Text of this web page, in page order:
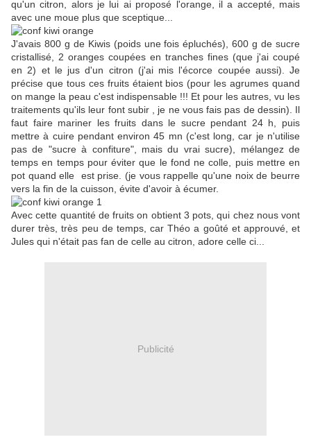
qu'un citron, alors je lui ai proposé l'orange, il a accepté, mais
avec une moue plus que sceptique...
J'avais 800 g de Kiwis (poids une fois épluchés), 600 g de sucre
cristallisé, 2 oranges coupées en tranches fines (que j'ai coupé
en 2) et le jus d'un citron (j'ai mis l'écorce coupée aussi). Je
précise que tous ces fruits étaient bios (pour les agrumes quand
on mange la peau c'est indispensable !!! Et pour les autres, vu les
traitements qu'ils leur font subir , je ne vous fais pas de dessin). Il
faut faire mariner les fruits dans le sucre pendant 24 h, puis
mettre à cuire pendant environ 45 mn (c'est long, car je n'utilise
pas de "sucre à confiture", mais du vrai sucre), mélangez de
temps en temps pour éviter que le fond ne colle, puis mettre en
pot quand elle est prise. (je vous rappelle qu'une noix de beurre
vers la fin de la cuisson, évite d'avoir à écumer.
Avec cette quantité de fruits on obtient 3 pots, qui chez nous vont
durer très, très peu de temps, car Théo a goûté et approuvé, et
Jules qui n'était pas fan de celle au citron, adore celle ci...
Publicité